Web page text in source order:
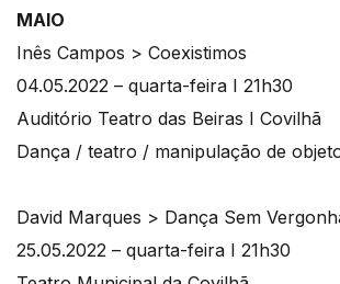
MAIO
Inês Campos > Coexistimos
04.05.2022 – quarta-feira I 21h30
Auditório Teatro das Beiras I Covilhã
Dança / teatro / manipulação de
David Marques > Dança Sem
25.05.2022 – quarta-feira I 21h30